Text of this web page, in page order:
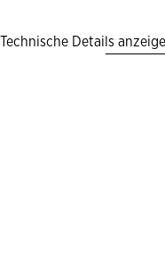
Technische Details